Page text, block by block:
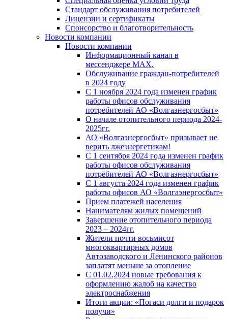
Стандарт обслуживания потребителей
Лицензии и сертификаты
Спонсорство и благотворительность
Новости компании
Новости компании
Информационный канал в
мессенджере MAX.
Обслуживание граждан-потребителей
в 2024 году
С 1 ноября 2024 года изменен график
работы офисов обслуживания
потребителей АО «Волгаэнергосбыт»
О начале отопительного периода 2024-
2025гг.
АО «Волгаэнергосбыт» призывает не
верить лжеэнергетикам!
С 1 сентября 2024 года изменен график
работы офисов обслуживания
потребителей АО «Волгаэнергосбыт»
С 1 августа 2024 года изменен график
работы офисов АО «Волгаэнергосбыт»
Прием платежей населения
Нанимателям жилых помещений
Завершение отопительного периода
2023 – 2024гг.
Жители почти восьмисот
многоквартирных домов
Автозаводского и Ленинского районов
заплатят меньше за отопление
С 01.02.2024 новые требования к
оформлению жалоб на качество
электроснабжения
Итоги акции: «Погаси долги и подарок
получи»